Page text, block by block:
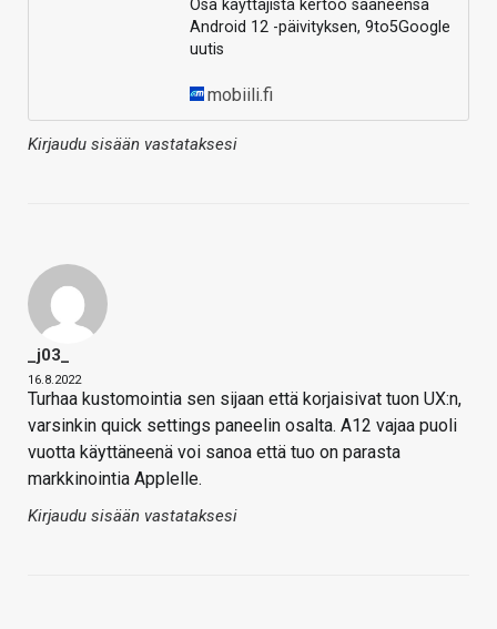
Osa käyttäjistä kertoo saaneensa
Android 12 -päivityksen, 9to5Google
uutis
mobiili.fi
Kirjaudu sisään vastataksesi
_j03_
16.8.2022
Turhaa kustomointia sen sijaan että korjaisivat tuon UX:n,
varsinkin quick settings paneelin osalta. A12 vajaa puoli
vuotta käyttäneenä voi sanoa että tuo on parasta
markkinointia Applelle.
Kirjaudu sisään vastataksesi